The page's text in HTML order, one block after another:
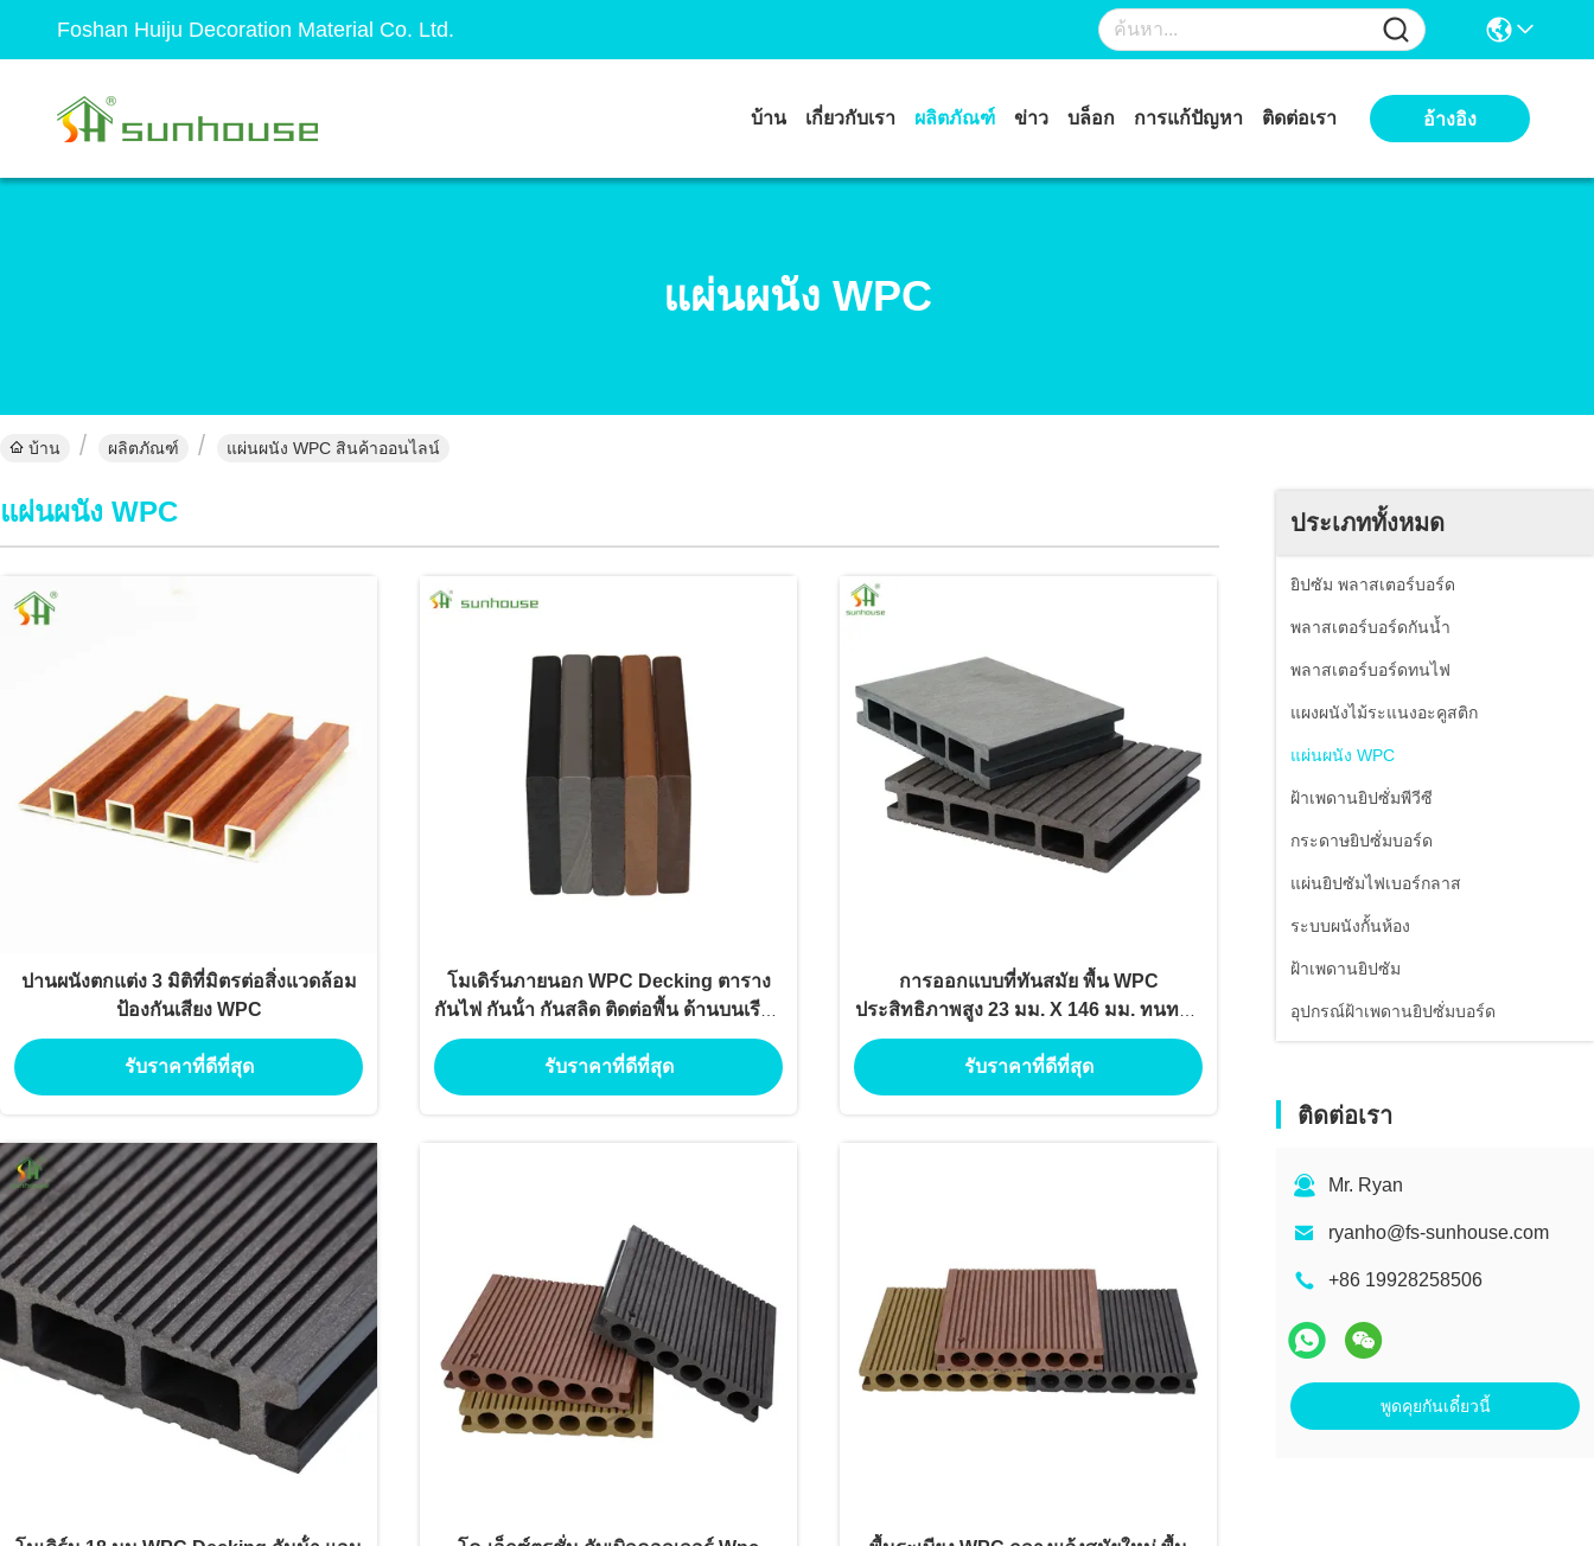
Foshan Huiju Decoration Material Co. Ltd.
บ้าน เกี่ยวกับเรา ผลิตภัณฑ์ ข่าว บล็อก การแก้ปัญหา ติดต่อเรา อ้างอิง
แผ่นผนัง WPC
บ้าน ผลิตภัณฑ์ แผ่นผนัง WPC สินค้าออนไลน์
ประเภททั้งหมด
ยิปซัม พลาสเตอร์บอร์ด
พลาสเตอร์บอร์ดกันน้ำ
พลาสเตอร์บอร์ดทนไฟ
แผงผนังไม้ระแนงอะคูสติก
แผ่นผนัง WPC
ฝ้าเพดานยิปซั่มพีวีซี
กระดาษยิปซั่มบอร์ด
แผ่นยิปซัมไฟเบอร์กลาส
ระบบผนังกั้นห้อง
ฝ้าเพดานยิปซัม
อุปกรณ์ฝ้าเพดานยิปซั่มบอร์ด
ติดต่อเรา
Mr. Ryan
ryanho@fs-sunhouse.com
+86 19928258506
พูดคุยกันเดี๋ยวนี้
แผ่นผนัง WPC
ปานผนังตกแต่ง 3 มิติที่มิตรต่อสิ่งแวดล้อม
ป้องกันเสียง WPC
รับราคาที่ดีที่สุด
โมเดิร์นภายนอก WPC Decking ตาราง
กันไฟ กันน้ํา กันสลิด ติดต่อพื้น ด้านบนเรียบ
ป้องกันพยาธิ
รับราคาที่ดีที่สุด
การออกแบบที่ทันสมัย พื้น WPC
ประสิทธิภาพสูง 23 มม. X 146 มม. ทนทาน
ต่อสภาพอากาศ บำรุงรักษาง่าย ระบบคลิก
สำหรับโครงการกลางแจ้งของโรงแรม
ยอดนิยม
รับราคาที่ดีที่สุด